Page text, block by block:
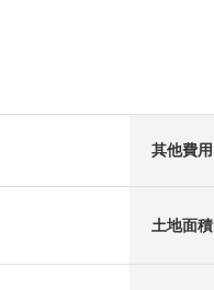
其他費用
土地面積